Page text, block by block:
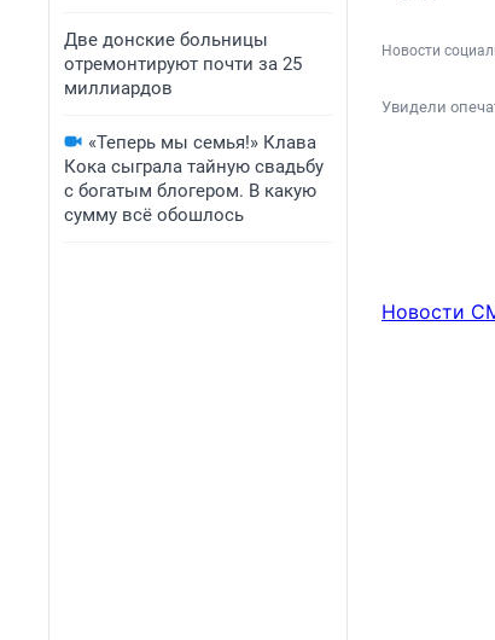
Две донские больницы
отремонтируют почти за 25
миллиардов
«Теперь мы семья!» Клава
Кока сыграла тайную свадьбу
с богатым блогером. В какую
сумму всё обошлось
Новости
Увидели
Новости